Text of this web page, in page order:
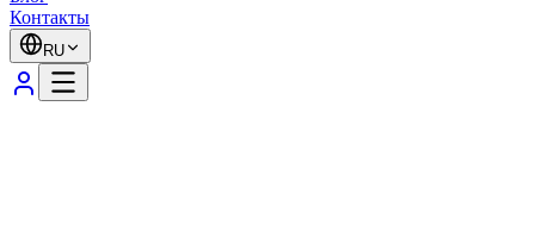
Контакты
RU